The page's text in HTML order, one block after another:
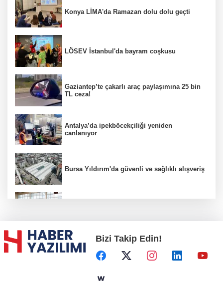
Konya LİMA'da Ramazan dolu dolu geçti
LÖSEV İstanbul'da bayram coşkusu
Gaziantep’te çakarlı araç paylaşımına 25 bin
TL ceza!
Antalya’da ipekböcekçiliği yeniden
canlanıyor
Bursa Yıldırım'da güvenli ve sağlıklı alışveriş
Başkent'in göletlerinde temizlik ve bakım
sürüyor
Bizi Takip Edin!